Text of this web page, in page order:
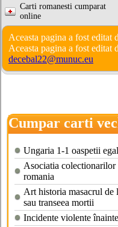
Carti romanesti cumparat
online
Aceasta pagina a fost editat
Aceasta pagina a fost editat
decebal22@munuc.eu
Cumpar carti
Ungaria 1-1 oaspetii
Asociatia colectionarilor
romania
Art historia masacrul de
sau transeea mortii
Incidente violente